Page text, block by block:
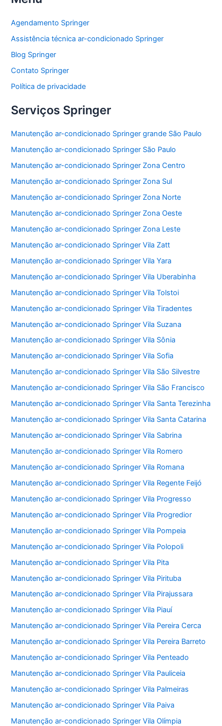
e
b
o
o
k
er s
A
p
l
Agendamento Springer
Assistência técnica ar-condicionado Springer
Blog Springer
Contato Springer
Política de privacidade
Serviços Springer
Manutenção ar-condicionado Springer grande São Paulo
Manutenção ar-condicionado Springer São Paulo
Manutenção ar-condicionado Springer Zona Centro
Manutenção ar-condicionado Springer Zona Sul
Manutenção ar-condicionado Springer Zona Norte
Manutenção ar-condicionado Springer Zona Oeste
Manutenção ar-condicionado Springer Zona Leste
Manutenção ar-condicionado Springer Vila Zatt
Manutenção ar-condicionado Springer Vila Yara
Manutenção ar-condicionado Springer Vila Uberabinha
Manutenção ar-condicionado Springer Vila Tolstoi
Manutenção ar-condicionado Springer Vila Tiradentes
Manutenção ar-condicionado Springer Vila Suzana
Manutenção ar-condicionado Springer Vila Sônia
Manutenção ar-condicionado Springer Vila Sofia
Manutenção ar-condicionado Springer Vila São Silvestre
Manutenção ar-condicionado Springer Vila São Francisco
Manutenção ar-condicionado Springer Vila Santa Terezinha
Manutenção ar-condicionado Springer Vila Santa Catarina
Manutenção ar-condicionado Springer Vila Sabrina
Manutenção ar-condicionado Springer Vila Romero
Manutenção ar-condicionado Springer Vila Romana
Manutenção ar-condicionado Springer Vila Regente Feijó
Manutenção ar-condicionado Springer Vila Progresso
Manutenção ar-condicionado Springer Vila Progredior
Manutenção ar-condicionado Springer Vila Pompeia
Manutenção ar-condicionado Springer Vila Polopoli
Manutenção ar-condicionado Springer Vila Pita
Manutenção ar-condicionado Springer Vila Pirituba
Manutenção ar-condicionado Springer Vila Pirajussara
Manutenção ar-condicionado Springer Vila Piauí
Manutenção ar-condicionado Springer Vila Pereira Cerca
Manutenção ar-condicionado Springer Vila Pereira Barreto
Manutenção ar-condicionado Springer Vila Penteado
Manutenção ar-condicionado Springer Vila Pauliceia
Manutenção ar-condicionado Springer Vila Palmeiras
Manutenção ar-condicionado Springer Vila Paiva
Manutenção ar-condicionado Springer Vila Olímpia